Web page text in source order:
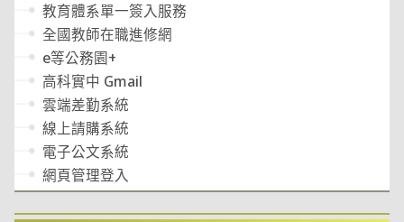
教育體系單一簽入服務
全國教師在職進修網
e等公務園+
高科實中 Gmail
雲端差勤系統
線上請購系統
電子公文系統
網頁管理登入